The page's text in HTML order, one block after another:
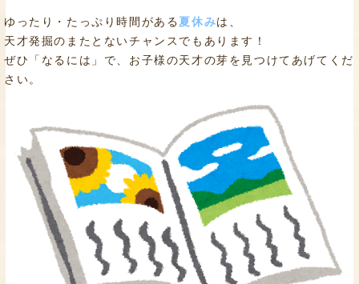
ゆったり・たっぷり時間がある夏休みは、
天才発掘のまたとないチャンスでもあります！
ぜひ「なるには」で、お子様の天才の芽を見つけてあげてくだ
さい。